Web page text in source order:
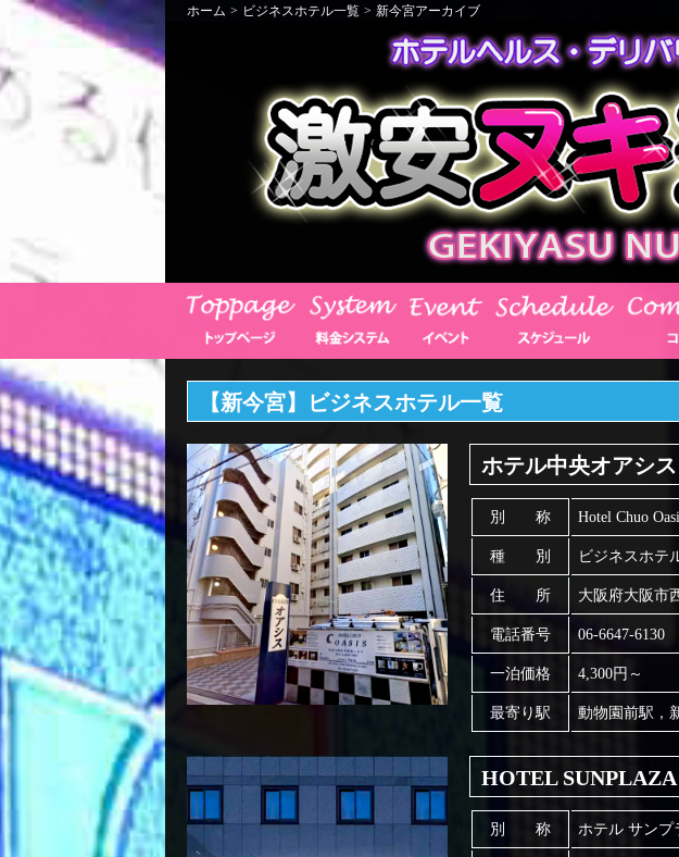
ホーム > ビジネスホテル一覧 > 新今宮アーカイブ
【新今宮】ビジネスホテル一覧
ホテル中央オアシス
別 称 Hotel Chuo
種 別 ビジネスホテ
住 所 大阪府大阪市
電話番号 06-6647-6130
一泊価格 4,300円～
最寄り駅 動物園前駅，
HOTEL SUNPLAZA
別 称 ホテル サンプ